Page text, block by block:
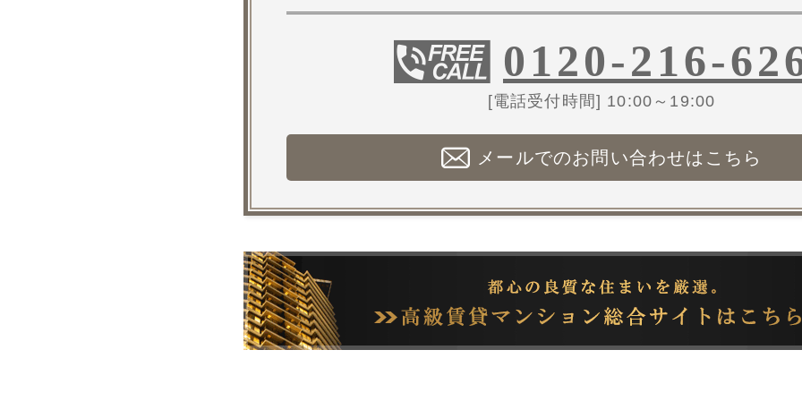
0120-216-
[電話受付時間] 10:00～19:00
メールでのお問い合わせはこちら